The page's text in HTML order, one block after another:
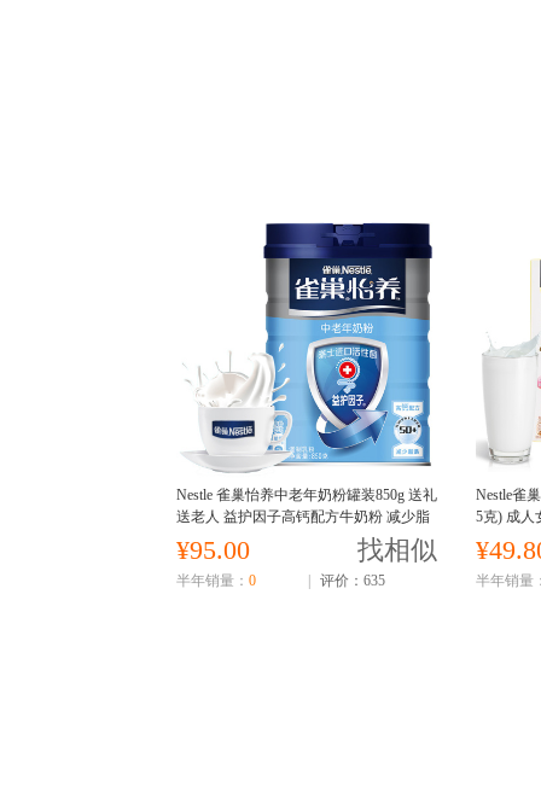
Nestle 雀巢怡养中老年奶粉罐装850g 送礼
送老人 益护因子高钙配方牛奶粉 减少脂
肪配方更健康
¥95.00 找相似
半年销量： 0 评价：635
Nestle雀
5克) 成人
半年销量